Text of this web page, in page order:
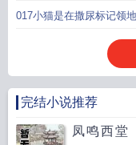
情了微h
017小猫是在撒尿标记领
完结小说推荐
凤鸣西堂